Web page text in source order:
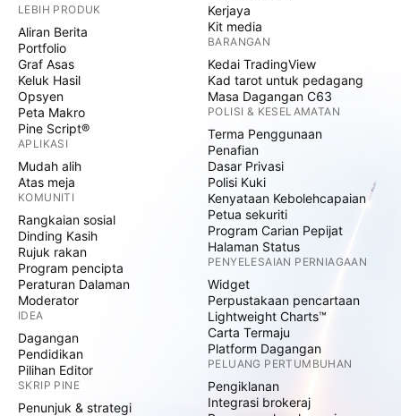
LEBIH PRODUK
Aliran Berita
Portfolio
Graf Asas
Keluk Hasil
Opsyen
Peta Makro
Pine Script®
APLIKASI
Mudah alih
Atas meja
KOMUNITI
Rangkaian sosial
Dinding Kasih
Rujuk rakan
Program pencipta
Peraturan Dalaman
Moderator
IDEA
Dagangan
Pendidikan
Pilihan Editor
SKRIP PINE
Penunjuk & strategi
Kerjaya
Kit media
BARANGAN
Kedai TradingView
Kad tarot untuk pedagang
Masa Dagangan C63
POLISI & KESELAMATAN
Terma Penggunaan
Penafian
Dasar Privasi
Polisi Kuki
Kenyataan Kebolehcapaian
Petua sekuriti
Program Carian Pepijat
Halaman Status
PENYELESAIAN PERNIAGAAN
Widget
Perpustakaan pencartaan
Lightweight Charts™
Carta Termaju
Platform Dagangan
PELUANG PERTUMBUHAN
Pengiklanan
Integrasi brokeraj